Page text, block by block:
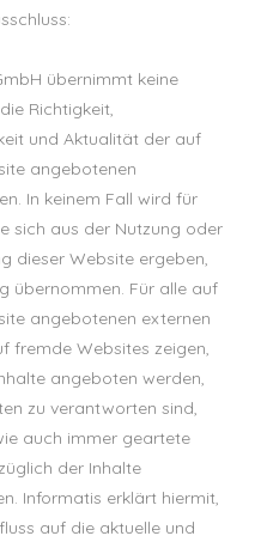
übernimmt keine
Richtigkeit,
und Aktualität der auf
angebotenen
In keinem Fall wird für
sich aus der Nutzung oder
dieser Website ergeben,
übernommen. Für alle auf
angebotenen externen
fremde Websites zeigen,
angeboten werden,
zu verantworten sind,
auch immer geartete
der Inhalte
Informatis erklärt hiermit,
auf die aktuelle und